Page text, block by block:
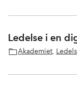
Ledelse i en
Akademiet,